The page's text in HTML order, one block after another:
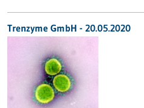
Trenzyme GmbH - 20.05.2020